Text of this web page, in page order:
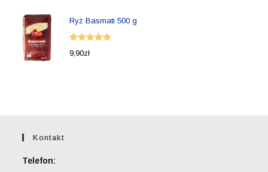
Ryż Basmati 500 g
Oceniono
9,90zł
Kontakt
Telefon: